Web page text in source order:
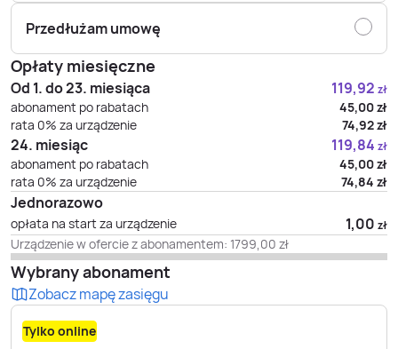
Przedłużam umowę
Opłaty miesięczne
Od 1. do 23. miesiąca 119,92 zł
abonament po rabatach 45,00zł
rata 0% za urządzenie
74,92zł
24. miesiąc 119,84 zł
abonament po rabatach 45,00zł
rata 0% za urządzenie
74,84 zł
Jednorazowo
opłata na start za urządzenie 1,00 zł
Urządzenie w ofercie z abonamentem: 1799,00 zł
Wybrany abonament
Zobacz mapę zasięgu
Tylko online